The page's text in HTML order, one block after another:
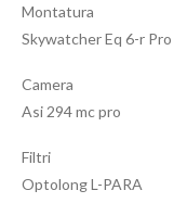
Montatura
Skywatcher Eq 6-r Pro
Camera
Asi 294 mc pro
Filtri
Optolong L-PARA